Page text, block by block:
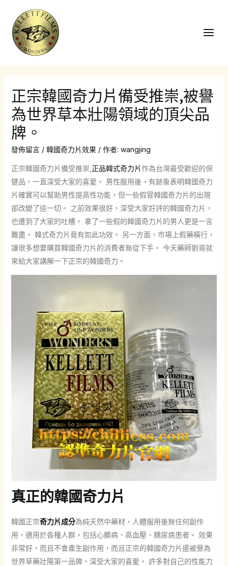
正宗韓國奇力片備受推崇,被譽
為世界草本壯陽領域的頂尖品
牌。
發佈留言 / 韓國奇力片效果/ 作者: wangjing
正宗韓國奇力片備受推崇, 正品韓式奇力片作為台灣最受歡迎的保
健品，一直深受大家的喜愛。 男性服用後，有跡象表明韓國奇力
片確實可以幫助男性提高性功能，但一些假冒韓國奇力片的出現
卻改變了這一切。 之前效果很好，深受大家好評的韓國奇力片，
也遭到了大家的吐槽。 拿了一些假的韓國奇力片的男人更是一言
難盡。 韓式奇力片竟有如此功效。 另一方面，市場上假藥橫行，
讓很多想要購買韓國奇力片的消費者無從下手。 今天藥師劉哥就
來給大家講解一下正宗的韓國奇力。
真正的韓國奇力片
韓國正宗奇力片成分為純天然中藥材，人體服用後無任何副作
用，適用於各種人群，包括心髒病、高血壓、糖尿病患者。 效果
非常好，而且不會產生副作用，而且正宗的韓國奇力片還被譽為
世界草藥壯陽第一品牌，深受大家的喜愛。 許多對自己的性能力